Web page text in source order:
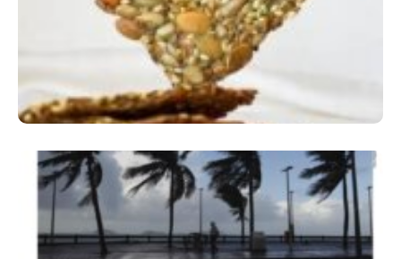
Ano X – Número 366 01 A 07 De Agosto De
2026